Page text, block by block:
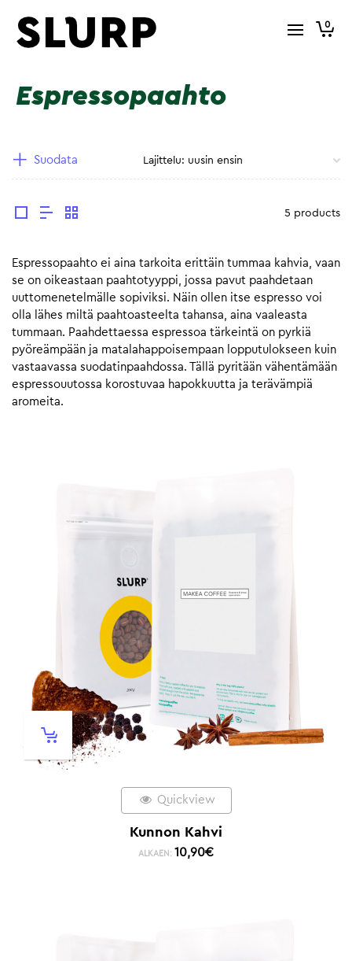
0
Espressopaahto
Suodata
5 products
Espressopaahto ei aina tarkoita erittäin tummaa kahvia, vaan
se on oikeastaan paahtotyyppi, jossa pavut paahdetaan
uuttomenetelmälle sopiviksi. Näin ollen itse espresso voi
olla lähes miltä paahtoasteelta tahansa, aina vaaleasta
tummaan. Paahdettaessa espressoa tärkeintä on pyrkiä
pyöreämpään ja matalahappoisempaan lopputulokseen kuin
vastaavassa suodatinpaahdossa. Tällä pyritään vähentämään
espressouutossa korostuvaa hapokkuutta ja terävämpiä
aromeita.
Quickview
Kunnon Kahvi
ALKAEN: 10,90€